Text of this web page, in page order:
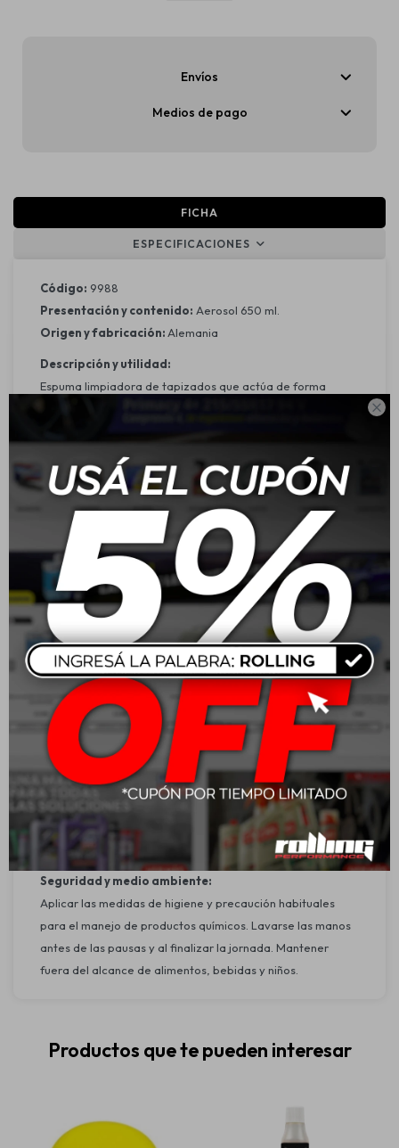

Envíos
Medios de pago
FICHA
ESPECIFICACIONES
Código: 9988
Presentación y contenido: Aerosol 650 ml.
Origen y fabricación: Alemania
Descripción y utilidad:
Espuma limpiadora de tapizados que actúa de forma
brinda excelentes resultados en superficies de semicuero,
vinilo, goma y plástico. No daña los materiales y deja un
acabado limpio sin residuos.
Características:
Limpia y desengrasa diversos materiales y superficies.
No deja residuos.
Secado rápido.
Neutro frente a cuero, imitaciones de cuero, textiles,
caucho y plástico.
Aplicación:
Eliminar el exceso de tierra o polvo de la superficie. Agitar
bien el envase antes de usar. Aplicar una capa fina del
producto a una distancia de 20-25 cm. Frotar con el cepillo
incorporado en la tapa o con una esponja hasta que
desaparezca la espuma. Pasar una esponja limpia y semi-
húmeda para retirar restos. Repetir el proceso si es
necesario.
Seguridad y medio ambiente:
Aplicar las medidas de higiene y precaución habituales
para el manejo de productos químicos. Lavarse las manos
antes de las pausas y al finalizar la jornada. Mantener
fuera del alcance de alimentos, bebidas y niños.
Productos que te pueden interesar